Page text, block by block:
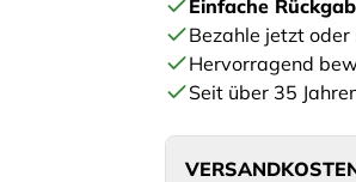
Einfache
Bezahle jetzt
Hervorragend
Seit über 35